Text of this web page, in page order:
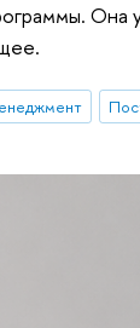
Она